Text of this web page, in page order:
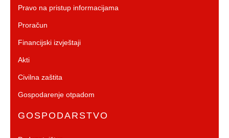
Pravo na pristup informacijama
Proračun
Financijski izvještaji
Akti
Civilna zaštita
Gospodarenje otpadom
GOSPODARSTVO